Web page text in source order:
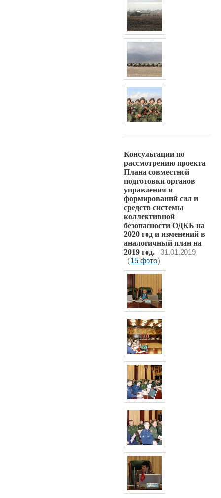
Консультации по
рассмотрению проекта
Плана совместной
подготовки органов
управления и
формирований сил и
средств системы
коллективной
безопасности ОДКБ на
2020 год и изменений в
аналогичный план на
2019 год.
31.01.2019
(15 фото)